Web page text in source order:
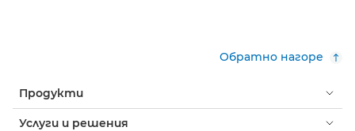
Обратно нагоре
Продукти
Услуги и решения